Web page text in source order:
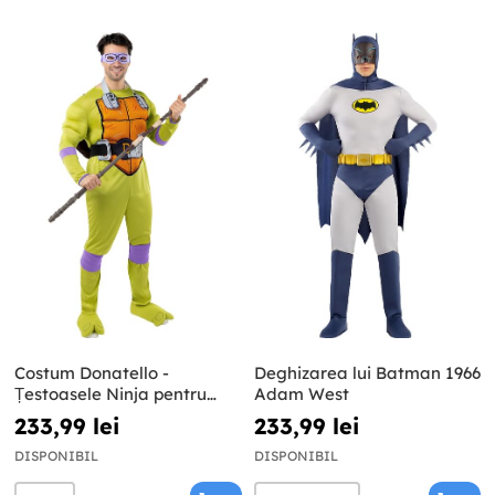
Costum Donatello -
Țestoasele Ninja pentru
bărbați
233,99 lei
DISPONIBIL
Deghizarea lui Batman 1966
Adam West
233,99 lei
DISPONIBIL